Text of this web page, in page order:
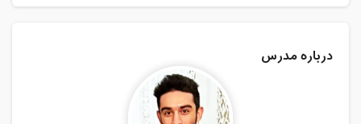
درباره مدرس